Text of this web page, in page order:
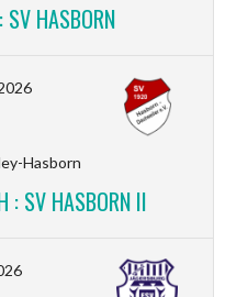
HASBORN
Hasborn
: SV HASBORN II